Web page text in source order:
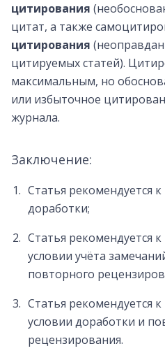
цитирования
цитат, а также
цитирования
цитируемых статей).
максимальным, но
или избыточное
журнала.
Заключение:
Статья рекомендуется
доработки;
Статья рекомендуется
условии учёта
повторного
Статья рекомендуется
условии доработки и
рецензирования.